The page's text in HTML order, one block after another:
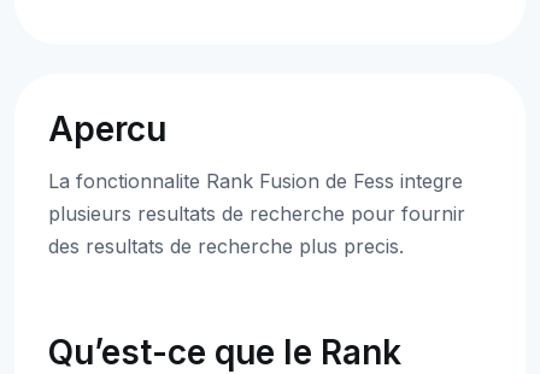
Apercu
La fonctionnalite Rank Fusion de Fess integre
plusieurs resultats de recherche pour fournir
des resultats de recherche plus precis.
Qu’est-ce que le Rank